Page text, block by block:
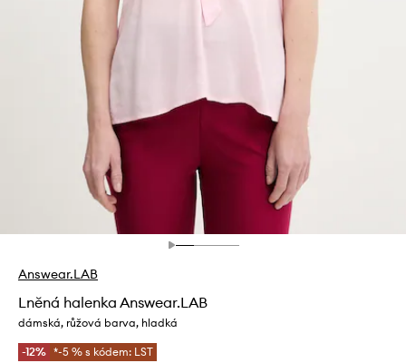
Answear.LAB
Lněná halenka Answear.LAB
dámská, růžová barva, hladká
-12% *-5 % s kódem: LST